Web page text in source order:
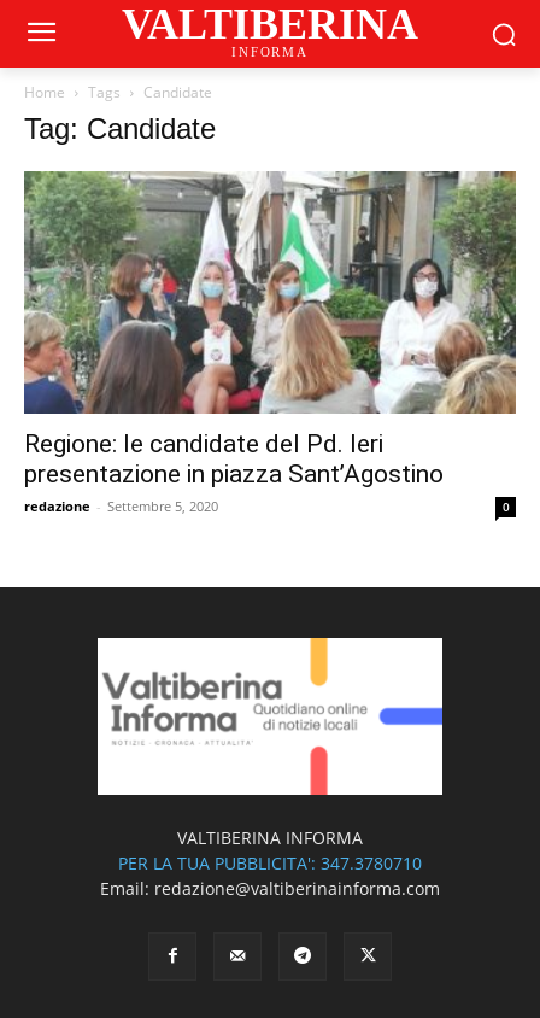
VALTIBERINA
INFORMA
Home Tags Candidate
Tag: Candidate
Regione: le candidate del Pd. Ieri
presentazione in piazza Sant’Agostino
redazione - Settembre 5, 2020 0
VALTIBERINA INFORMA
PER LA TUA PUBBLICITA': 347.3780710
Email: redazione@valtiberinainforma.com